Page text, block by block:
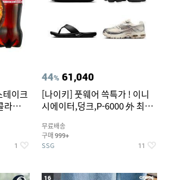
테이크
라
1
44% 61,040
[나이키] 풋웨어 쓱특가 ! 이니
시에이터,덩크,P-6000 外 최대
무료배송
구매 999+
SSG 11
16